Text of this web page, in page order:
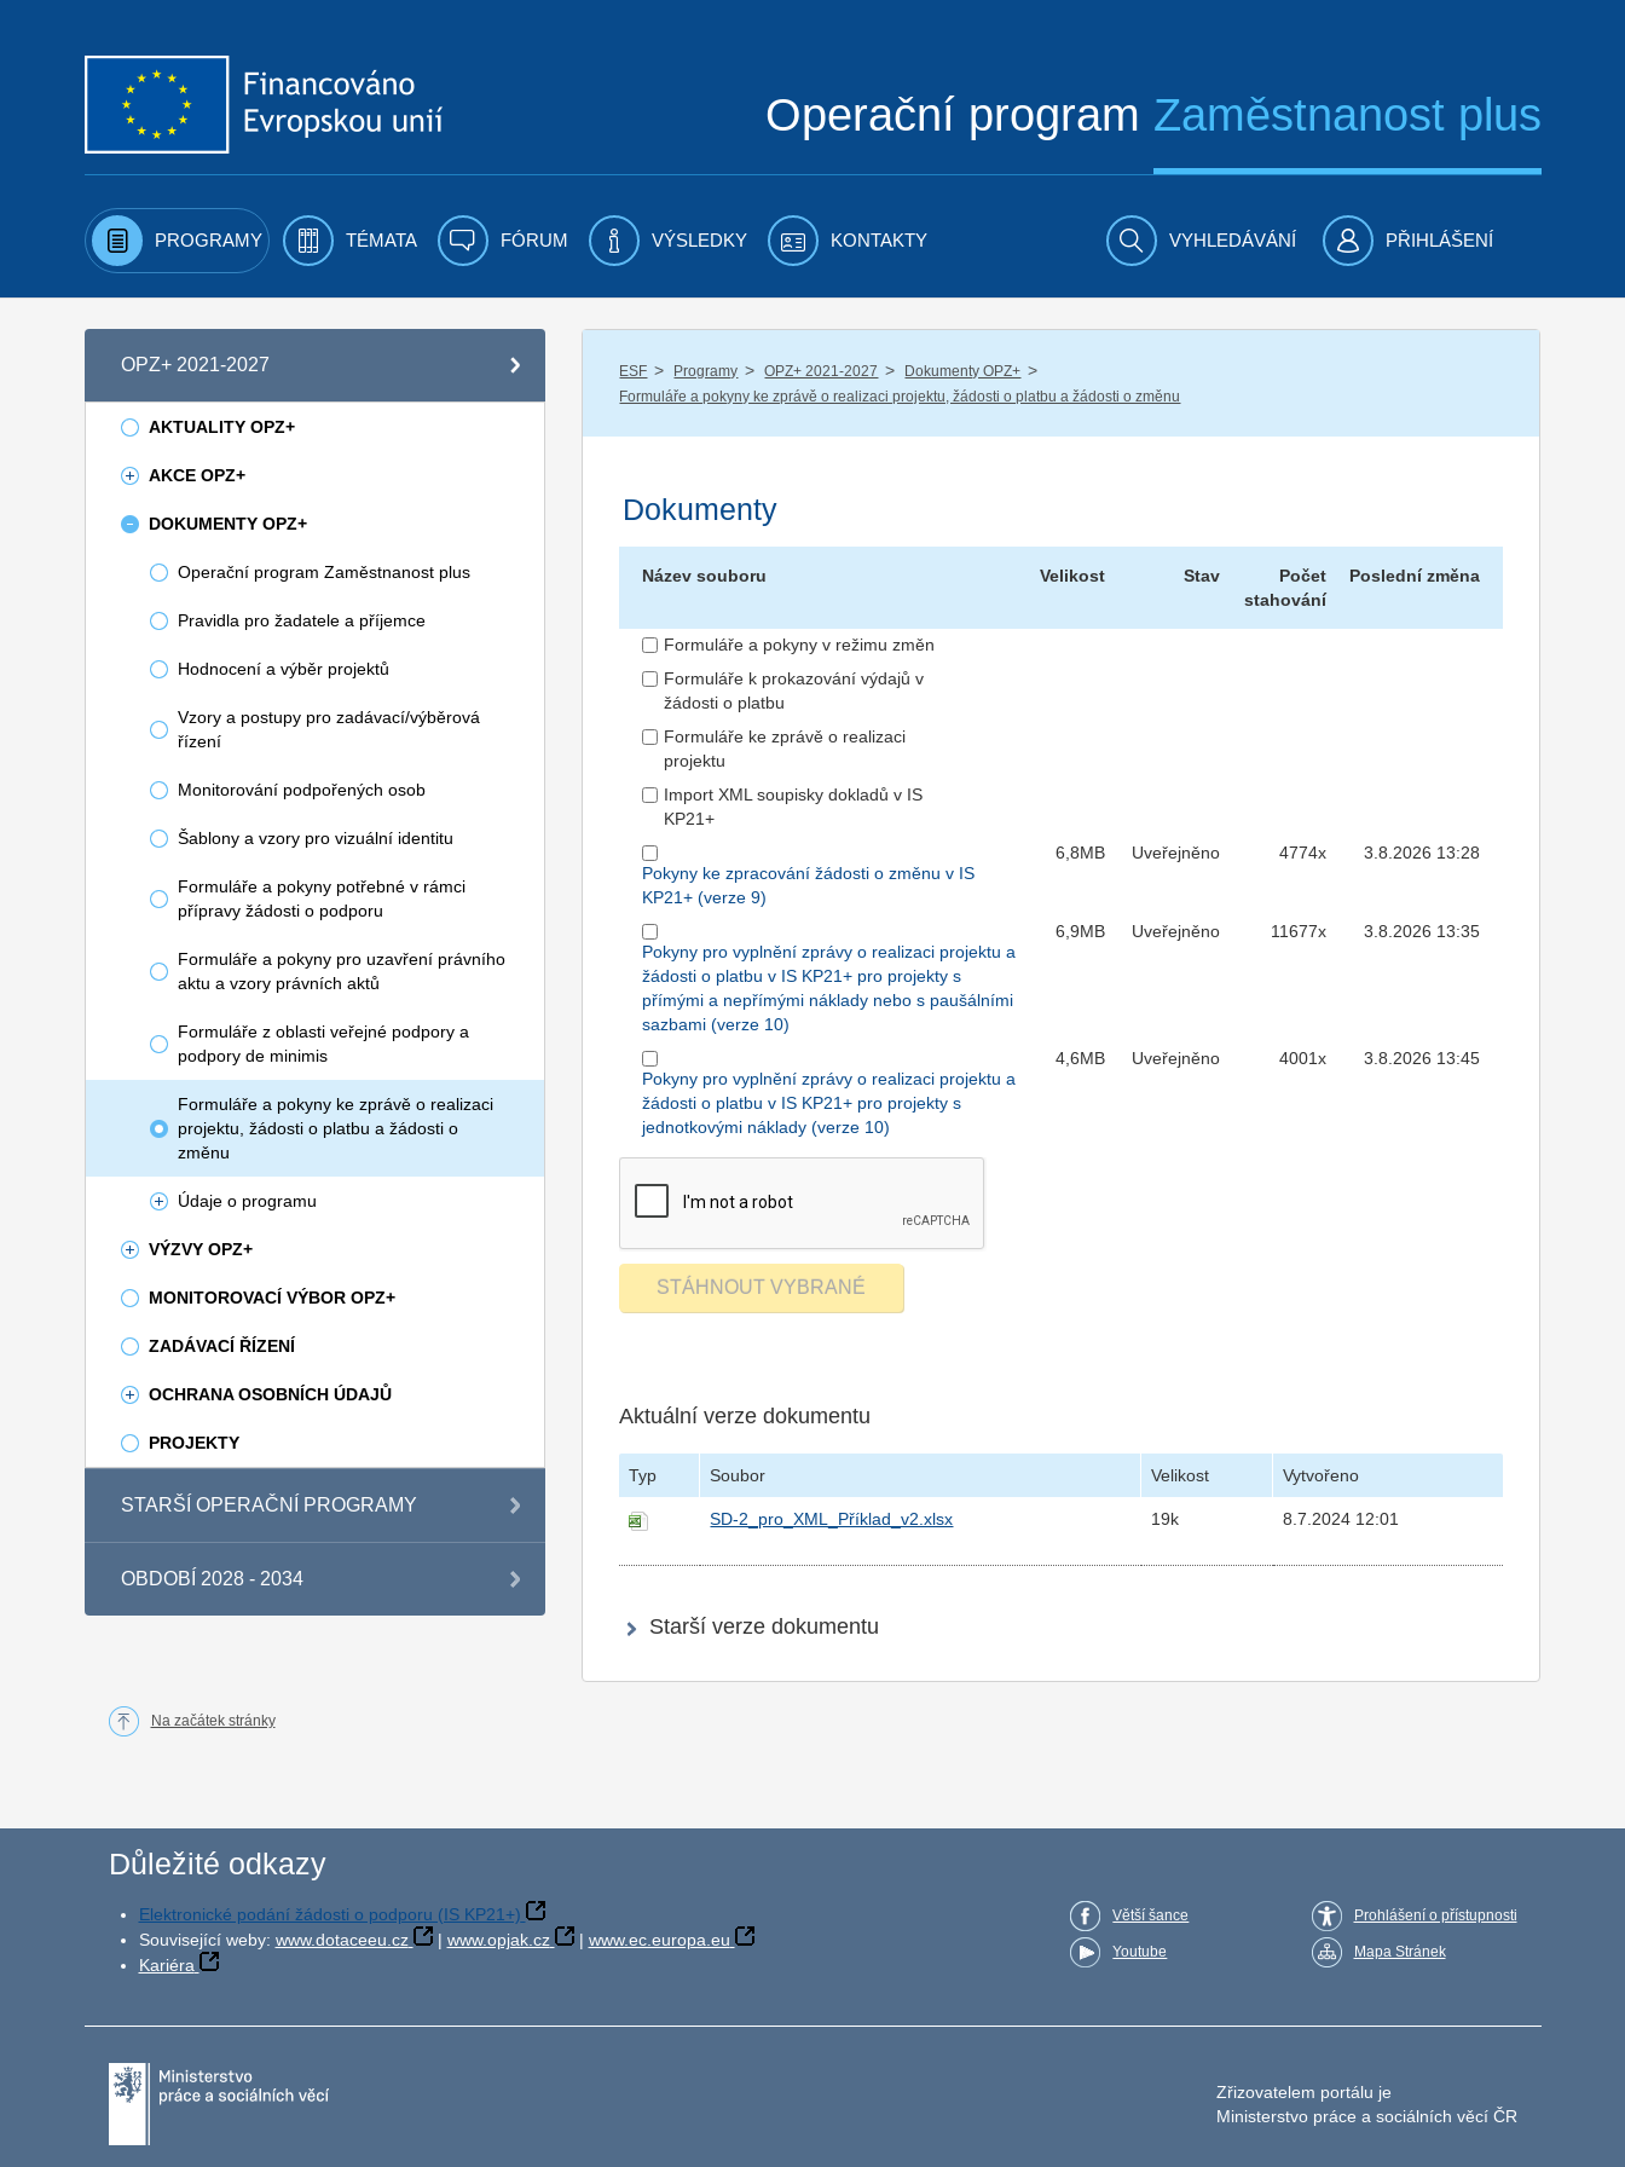
Operační program Zaměstnanost plus
PROGRAMY TÉMATA FÓRUM VÝSLEDKY KONTAKTY VYHLEDÁVÁNÍ PŘIHLÁŠENÍ
OPZ+ 2021-2027
AKTUALITY OPZ+
AKCE OPZ+
DOKUMENTY OPZ+
Operační program Zaměstnanost plus
Pravidla pro žadatele a příjemce
Hodnocení a výběr projektů
Vzory a postupy pro zadávací/výběrová
řízení
Monitorování podpořených osob
Šablony a vzory pro vizuální identitu
Formuláře a pokyny potřebné v rámci
přípravy žádosti o podporu
Formuláře a pokyny pro uzavření právního
aktu a vzory právních aktů
Formuláře z oblasti veřejné podpory a
podpory de minimis
Formuláře a pokyny ke zprávě o realizaci
projektu, žádosti o platbu a žádosti o
změnu
Údaje o programu
VÝZVY OPZ+
MONITOROVACÍ VÝBOR OPZ+
ZADÁVACÍ ŘÍZENÍ
OCHRANA OSOBNÍCH ÚDAJŮ
PROJEKTY
STARŠÍ OPERAČNÍ PROGRAMY
OBDOBÍ 2028 - 2034
ESF / Programy / OPZ+ 2021-2027 / Dokumenty OPZ+ /
Formuláře a pokyny ke zprávě o realizaci projektu, žádosti o platbu a žádosti o změnu
Dokumenty
Název souboru Velikost Stav
Počet
stahování
Poslední změna
Formuláře a pokyny v režimu změn
Formuláře k prokazování výdajů v
žádosti o platbu
Formuláře ke zprávě o realizaci
projektu
Import XML soupisky dokladů v IS
KP21+
Pokyny ke zpracování žádosti o změnu v IS
KP21+ (verze 9)
6,8MB Uveřejněno 4774x 3.8.2026 13:28
Pokyny pro vyplnění zprávy o realizaci projektu a
žádosti o platbu v IS KP21+ pro projekty s
přímými a nepřímými náklady nebo s paušálními
sazbami (verze 10)
6,9MB Uveřejněno 11677x 3.8.2026 13:35
Pokyny pro vyplnění zprávy o realizaci projektu a
žádosti o platbu v IS KP21+ pro projekty s
jednotkovými náklady (verze 10)
4,6MB Uveřejněno 4001x 3.8.2026 13:45
Aktuální verze dokumentu
Typ Soubor Velikost Vytvořeno
SD-2_pro_XML_Příklad_v2.xlsx 19k 8.7.2024 12:01
Starší verze dokumentu
Na začátek stránky
Důležité odkazy
Elektronické podání žádosti o podporu (IS KP21+)
Související weby: www.dotaceeu.cz | www.opjak.cz | www.ec.europa.eu
Kariéra
Větší šance
Youtube
Prohlášení o přístupnosti
Mapa Stránek
Zřizovatelem portálu je
Ministerstvo práce a sociálních věcí ČR